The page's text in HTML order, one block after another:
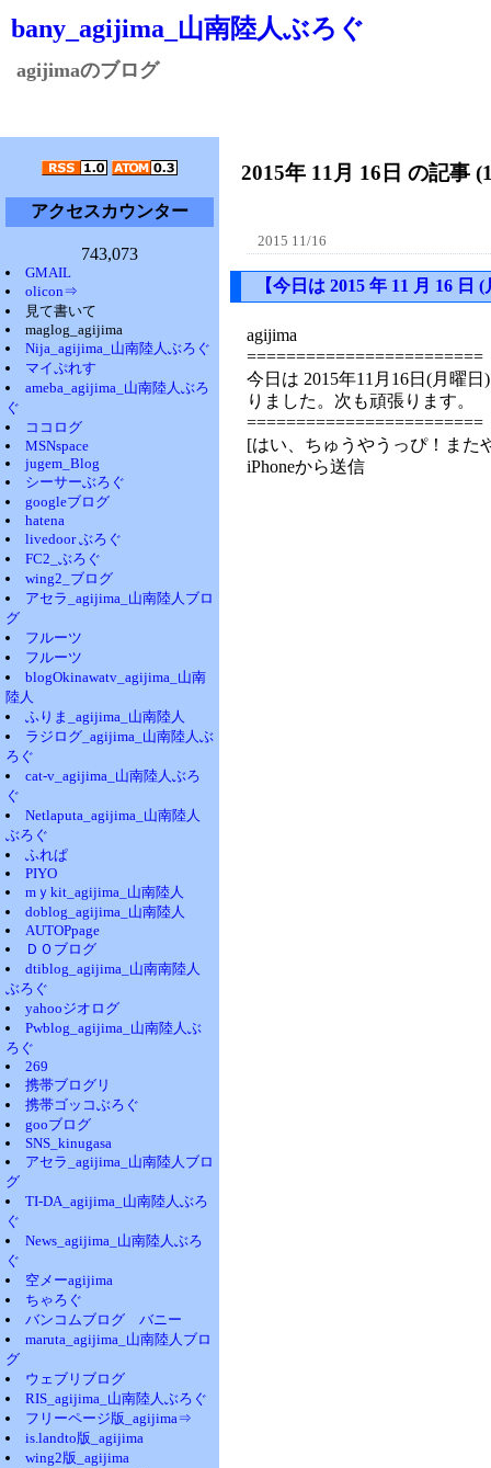
bany_agijima_山南陸人ぶろぐ
agijimaのブログ
アクセスカウンター
743,073
GMAIL
olicon⇒
見て書いて
maglog_agijima
Nija_agijima_山南陸人ぶろぐ
マイぷれす
ameba_agijima_山南陸人ぶろ
ぐ
ココログ
MSNspace
jugem_Blog
シーサーぶろぐ
googleブログ
hatena
livedoor ぶろぐ
FC2_ぶろぐ
wing2_ブログ
アセラ_agijima_山南陸人ブロ
グ
フルーツ
フルーツ
blogOkinawatv_agijima_山南
陸人
ふりま_agijima_山南陸人
ラジログ_agijima_山南陸人ぶ
ろぐ
cat-v_agijima_山南陸人ぶろ
ぐ
Netlaputa_agijima_山南陸人
ぶろぐ
ふれぱ
PIYO
mｙkit_agijima_山南陸人
doblog_agijima_山南陸人
AUTOPpage
ＤＯブログ
dtiblog_agijima_山南南陸人
ぶろぐ
yahooジオログ
Pwblog_agijima_山南陸人ぶ
ろぐ
269
携帯ブログリ
携帯ゴッコぶろぐ
gooブログ
SNS_kinugasa
アセラ_agijima_山南陸人ブロ
グ
TI-DA_agijima_山南陸人ぶろ
ぐ
News_agijima_山南陸人ぶろ
ぐ
空メーagijima
ちゃろぐ
バンコムブログ バニー
maruta_agijima_山南陸人ブロ
グ
ウェブリブログ
RIS_agijima_山南陸人ぶろぐ
フリーページ版_agijima⇒
is.landto版_agijima
wing2版_agijima
2015年 11月 16日 の記事
2015 11/16
【今日は 2015 年 11 月 16
agijima
========================
今日は 2015年11月16日(月曜
りました。次も頑張ります。
========================
[はい、ちゅうやうっぴ！また
iPhoneから送信